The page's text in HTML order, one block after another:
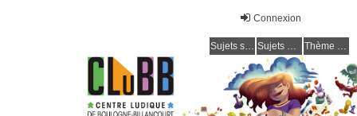
Connexion
Sujets sans réponse Sujets actifs Thème clair / foncé